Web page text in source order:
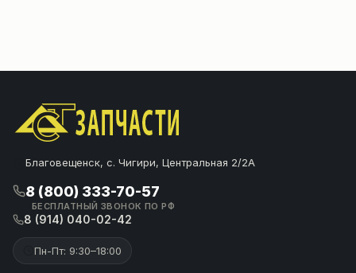
Благовещенск, с. Чигири, Центральная 2/2А
8 (800) 333-70-57
БЕСПЛАТНЫЙ ЗВОНОК ПО РФ
8 (914) 040-02-42
Пн-Пт: 9:30–18:00